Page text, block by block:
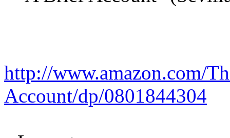
http://www.amazon.com/
Account/dp/0801844304